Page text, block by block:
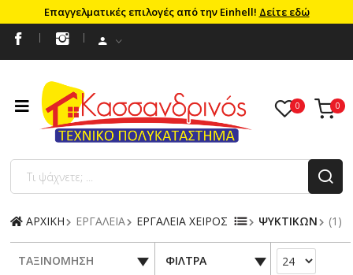
Επαγγελματικές επιλογές από την Einhell! Δείτε εδώ
ΑΡΧΙΚΗ ΕΡΓΑΛΕΙΑ ΕΡΓΑΛΕΙΑ ΧΕΙΡΟΣ ΨΥΚΤΙΚΩΝ (1)
ΤΑΞΙΝΟΜΗΣΗ ΦΙΛΤΡΑ